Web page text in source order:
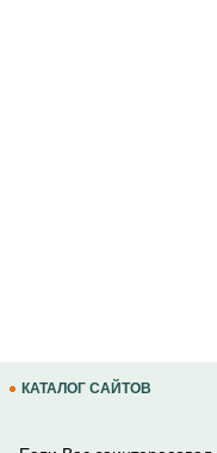
КАТАЛОГ САЙТОВ